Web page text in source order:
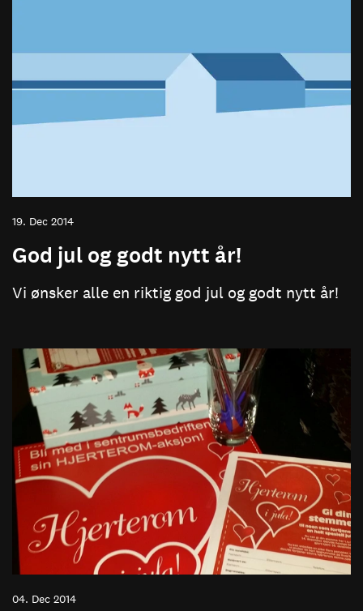
19. Dec 2014
God jul og godt nytt år!
Vi ønsker alle en riktig god jul og godt nytt år!
04. Dec 2014